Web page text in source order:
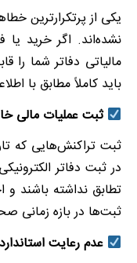
یکی از پرتکرارترین
نشده‌اند. اگر خرید
مالیاتی دفاتر شما
باید کاملاً مطابق با
ثبت عملیات مالی
ثبت تراکنش‌هایی که
در ثبت دفاتر
تطابق نداشته باشند و
ثبت‌ها در بازه زمانی
عدم رعایت